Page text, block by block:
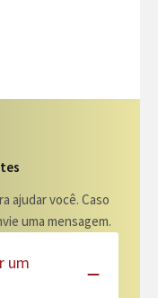
ajudar você. Caso
uma mensagem.
um